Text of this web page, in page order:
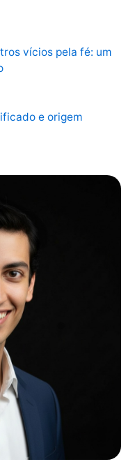
vícios pela fé: um
e origem